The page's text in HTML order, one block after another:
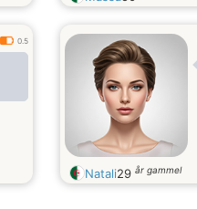
0.5
Natali29 år gammel